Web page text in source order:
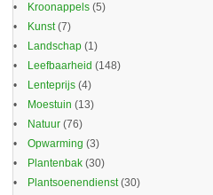
Kroonappels (5)
Kunst(7)
Landschap (1)
Leefbaarheid (148)
Lenteprijs (4)
Moestuin (13)
Natuur (76)
Opwarming (3)
Plantenbak (30)
Plantsoenendienst(30)